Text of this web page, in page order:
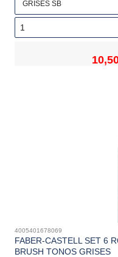
4005401678069
FABER-CASTELL SET 6
BRUSH TONOS GRISES